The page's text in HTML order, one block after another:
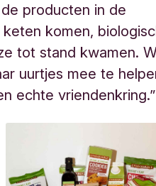
producten in de
komen,
tot stand kwamen.
uurtjes mee te
echte vriendenkring.”